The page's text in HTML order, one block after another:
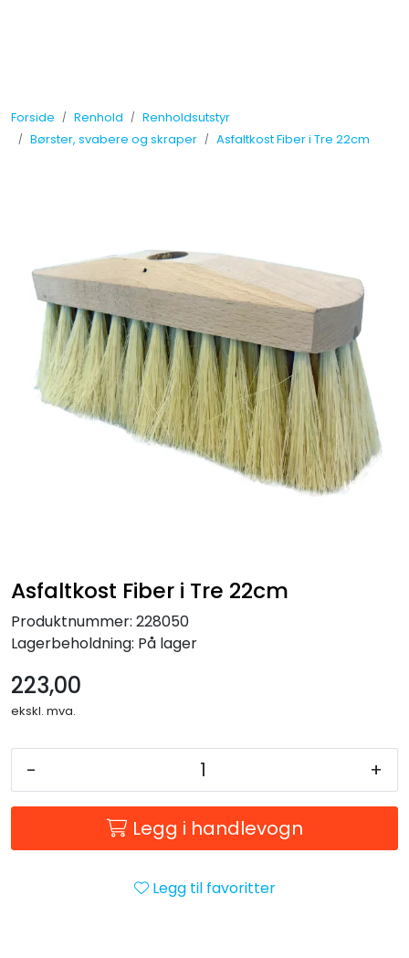
Forside Renhold
Renholdsutstyr
Børster, svabere og skraper
Asfaltkost Fiber i Tre 22cm
Asfaltkost Fiber i Tre 22cm
Produktnummer: 228050
Lagerbeholdning: På lager
223,00
ekskl. mva.
- +
Legg i handlevogn
Legg til favoritter
Måleinstrumenter
Renhold
Vinduspusseutstyr
Verneutstyr
Forbruksmateriell